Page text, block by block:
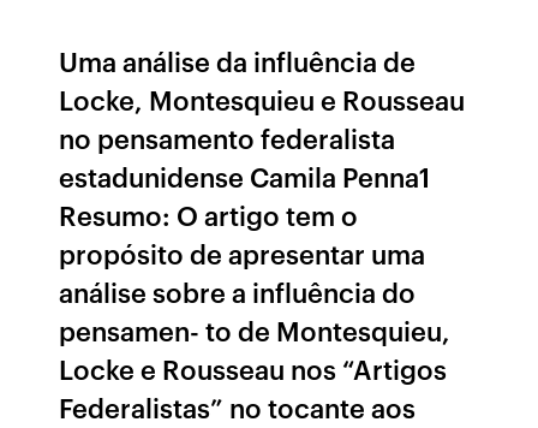
Uma análise da influência de
Locke, Montesquieu e Rousseau
no pensamento federalista
estadunidense Camila Penna1
Resumo: O artigo tem o
propósito de apresentar uma
análise sobre a influência do
pensamen- to de Montesquieu,
Locke e Rousseau nos “Artigos
Federalistas” no tocante aos